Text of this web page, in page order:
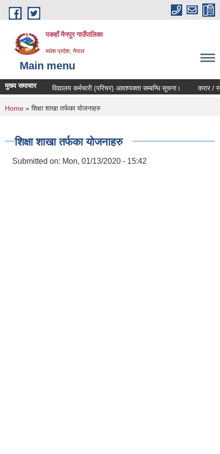
Skip to main content
पकहाँ मैनपुर गाउँपालिका
मधेश प्रदेश, नेपाल
Main menu
मुख्य समाचार
सूचना। विद्यालय कर्मचारी (परिचर) आवश्यक्ता सम्बन्धि सूचना। करार /
You are here
Home » शिक्षा शाखा तर्फका योजनाहरु
शिक्षा शाखा तर्फका योजनाहरु
Submitted on: Mon, 01/13/2020 - 15:42